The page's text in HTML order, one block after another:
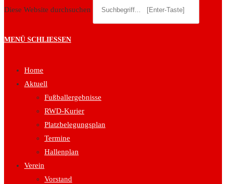
Diese Website durchsuchen
MENÜ SCHLIESSEN
Home
Aktuell
Fußballergebnisse
RWD-Kurier
Platzbelegungsplan
Termine
Hallenplan
Verein
Vorstand